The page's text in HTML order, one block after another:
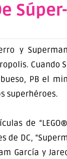
y
Cuando
PB el
superhéroes.
de
DC,
García y